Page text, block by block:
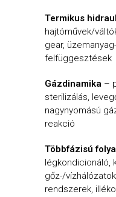
Termikus
hajtóművek/
gear,
felfüggesztések
Gázdinamika –
sterilizálás,
nagynyomású
reakció
Többfázisú
légkondicionáló,
gőz-/
rendszerek,